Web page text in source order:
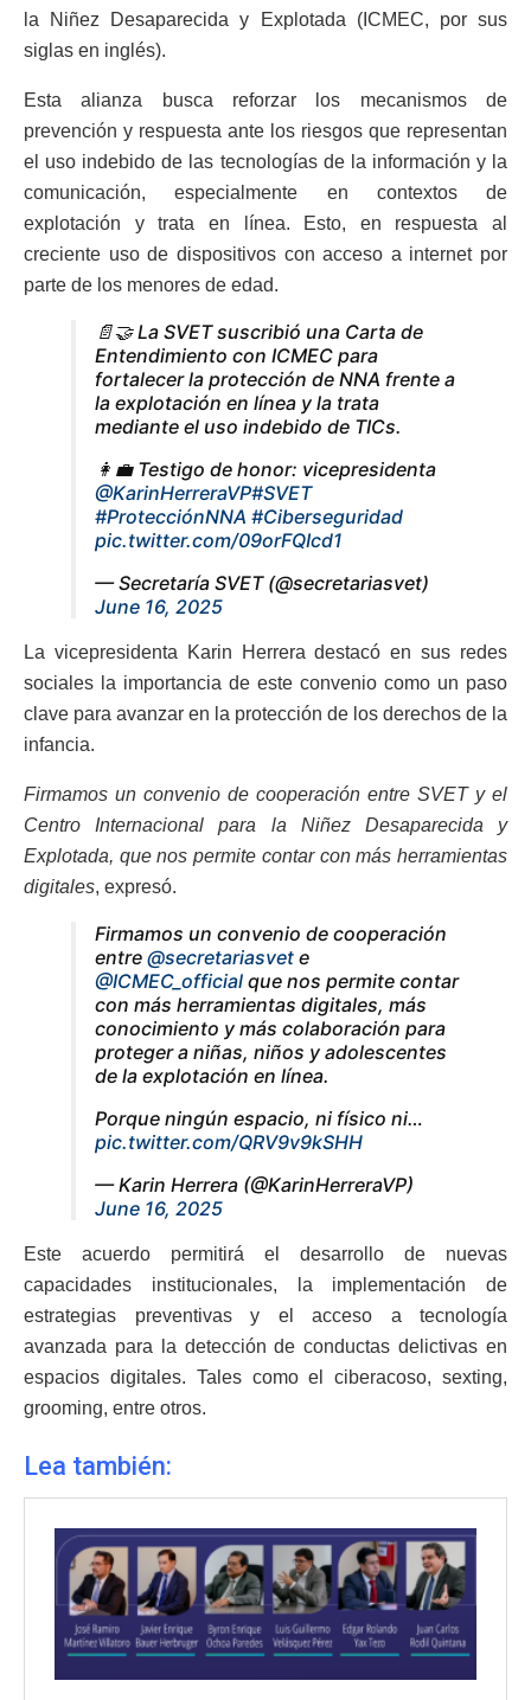
la Niñez Desaparecida y Explotada (ICMEC, por sus
siglas en inglés).
Esta alianza busca reforzar los mecanismos de
prevención y respuesta ante los riesgos que representan
el uso indebido de las tecnologías de la información y la
comunicación, especialmente en contextos de
explotación y trata en línea. Esto, en respuesta al
creciente uso de dispositivos con acceso a internet por
parte de los menores de edad.
📄🤝 La SVET suscribió una Carta de
Entendimiento con ICMEC para
fortalecer la protección de NNA frente a
la explotación en línea y la trata
mediante el uso indebido de TICs.
👩‍💼 Testigo de honor: vicepresidenta
@KarinHerreraVP#SVET
#ProtecciónNNA #Ciberseguridad
pic.twitter.com/09orFQIcd1
— Secretaría SVET (@secretariasvet)
June 16, 2025
La vicepresidenta Karin Herrera destacó en sus redes
sociales la importancia de este convenio como un paso
clave para avanzar en la protección de los derechos de la
infancia.
Firmamos un convenio de cooperación entre SVET y el
Centro Internacional para la Niñez Desaparecida y
Explotada, que nos permite contar con más herramientas
digitales, expresó.
Firmamos un convenio de cooperación
entre @secretariasvet e
@ICMEC_official que nos permite contar
con más herramientas digitales, más
conocimiento y más colaboración para
proteger a niñas, niños y adolescentes
de la explotación en línea.
Porque ningún espacio, ni físico ni…
pic.twitter.com/QRV9v9kSHH
— Karin Herrera (@KarinHerreraVP)
June 16, 2025
Este acuerdo permitirá el desarrollo de nuevas
capacidades institucionales, la implementación de
estrategias preventivas y el acceso a tecnología
avanzada para la detección de conductas delictivas en
espacios digitales. Tales como el ciberacoso, sexting,
grooming, entre otros.
Lea también: